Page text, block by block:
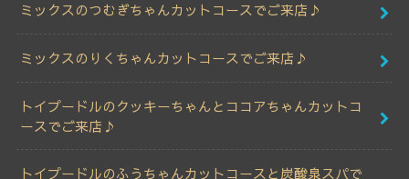
ミックスのつむぎちゃんカットコースでご来店♪
ミックスのりくちゃんカットコースでご来店♪
トイプードルのクッキーちゃんとココアちゃんカットコ
ースでご来店♪
トイプードルのふうちゃんカットコースと炭酸泉スパで